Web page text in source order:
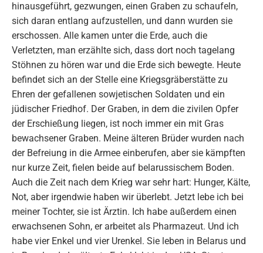
hinausgeführt, gezwungen, einen Graben zu schaufeln,
sich daran entlang aufzustellen, und dann wurden sie
erschossen. Alle kamen unter die Erde, auch die
Verletzten, man erzählte sich, dass dort noch tagelang
Stöhnen zu hören war und die Erde sich bewegte. Heute
befindet sich an der Stelle eine Kriegsgräberstätte zu
Ehren der gefallenen sowjetischen Soldaten und ein
jüdischer Friedhof. Der Graben, in dem die zivilen Opfer
der Erschießung liegen, ist noch immer ein mit Gras
bewachsener Graben. Meine älteren Brüder wurden nach
der Befreiung in die Armee einberufen, aber sie kämpften
nur kurze Zeit, fielen beide auf belarussischem Boden.
Auch die Zeit nach dem Krieg war sehr hart: Hunger, Kälte,
Not, aber irgendwie haben wir überlebt. Jetzt lebe ich bei
meiner Tochter, sie ist Ärztin. Ich habe außerdem einen
erwachsenen Sohn, er arbeitet als Pharmazeut. Und ich
habe vier Enkel und vier Urenkel. Sie leben in Belarus und